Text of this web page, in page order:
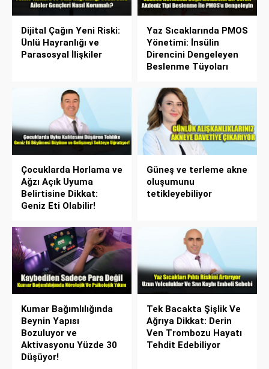
Dijital Çağın Yeni Riski:
Ünlü Hayranlığı ve
Parasosyal İlişkiler
Yaz Sıcaklarında PMOS
Yönetimi: İnsülin
Direncini Dengeleyen
Beslenme Tüyoları
Çocuklarda Horlama ve
Ağzı Açık Uyuma
Belirtisine Dikkat:
Geniz Eti Olabilir!
Güneş ve terleme akne
oluşumunu
tetikleyebiliyor
Kumar Bağımlılığında
Beynin Yapısı
Bozuluyor ve
Aktivasyonu Yüzde 30
Düşüyor!
Tek Bacakta Şişlik Ve
Ağrıya Dikkat: Derin
Ven Trombozu Hayatı
Tehdit Edebiliyor